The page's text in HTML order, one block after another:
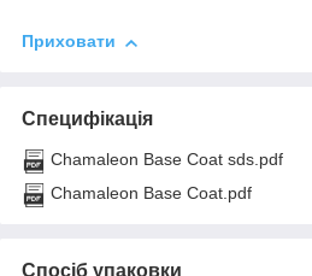
Приховати
Специфікація
Chamaleon Base Coat sds.pdf
Chamaleon Base Coat.pdf
Спосіб упаковки